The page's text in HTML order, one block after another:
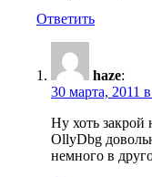
Ответить
haze:
30 марта, 2011
Ну хоть закрой
OllyDbg
немного в